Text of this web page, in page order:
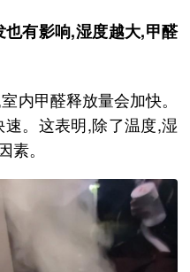
有影响,‌湿度越大,‌甲醛
内甲醛释放量会加快。‌
。‌这表明,‌除了温度,‌湿
。‌